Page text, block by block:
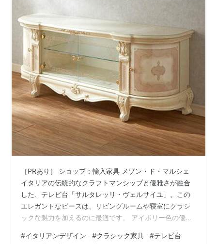
［PRあり］ ショップ：輸入家具 メゾン・ド・マルシェ
イタリアの伝統的なクラフトマンシップと優雅さが融合
した、テレビ台「サルタレッリ・ヴェルサイユ」。この
エレガントなピースは、リビングルームや寝室にクラシ
ックな魅力を加えるのに最適です。 アイボリー色の優美
かな光をもたらします。ヴェルサイユ様式のデザイン
#イタリアンデザイン #クラシック家具 #テレビ台